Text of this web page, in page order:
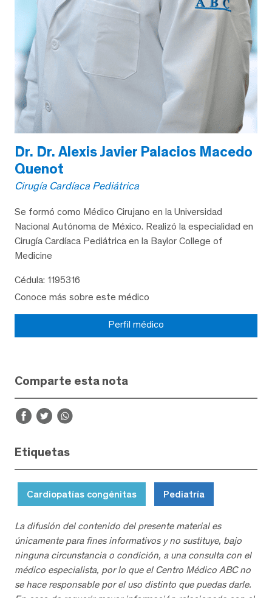
Dr. Dr. Alexis Javier Palacios Macedo
Quenot
Cirugía Cardíaca Pediátrica
Se formó como Médico Cirujano en la Universidad
Nacional Autónoma de México. Realizó la especialidad en
Cirugía Cardíaca Pediátrica en la Baylor College of
Medicine
Cédula: 1195316
Conoce más sobre este médico
Perfil médico
Comparte esta nota
Etiquetas
Cardiopatías congénitas Pediatría
La difusión del contenido del presente material es
únicamente para fines informativos y no sustituye, bajo
ninguna circunstancia o condición, a una consulta con el
médico especialista, por lo que el Centro Médico ABC no
se hace responsable por el uso distinto que puedas darle.